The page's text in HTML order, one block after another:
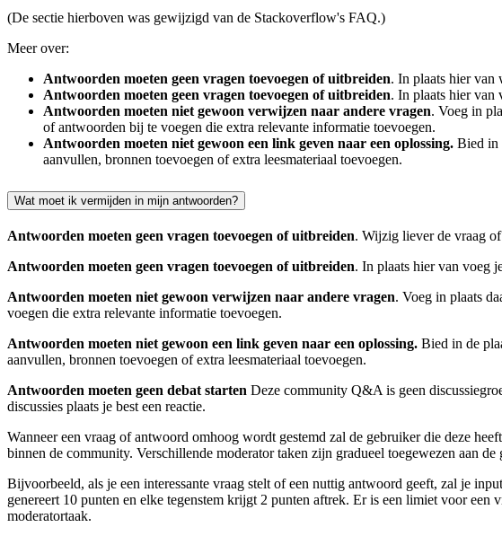
(De sectie hierboven was gewijzigd van de Stackoverflow's FAQ.)
Meer over:
Antwoorden moeten geen vragen toevoegen of uitbreiden. In plaats hier van
Antwoorden moeten geen vragen toevoegen of uitbreiden. In plaats hier van
Antwoorden moeten niet gewoon verwijzen naar andere vragen. Voeg in
of antwoorden bij te voegen die extra relevante informatie toevoegen.
Antwoorden moeten niet gewoon een link geven naar een oplossing. Bied in
aanvullen, bronnen toevoegen of extra leesmateriaal toevoegen.
Wat moet ik vermijden in mijn antwoorden?
Antwoorden moeten geen vragen toevoegen of uitbreiden. Wijzig liever de vraag
Antwoorden moeten geen vragen toevoegen of uitbreiden. In plaats hier van voeg
Antwoorden moeten niet gewoon verwijzen naar andere vragen. Voeg in plaats
voegen die extra relevante informatie toevoegen.
Antwoorden moeten niet gewoon een link geven naar een oplossing. Bied in de
aanvullen, bronnen toevoegen of extra leesmateriaal toevoegen.
Antwoorden moeten geen debat starten Deze community Q&A is geen
discussies plaats je best een reactie.
Wanneer een vraag of antwoord omhoog wordt gestemd zal de gebruiker die deze
binnen de community. Verschillende moderator taken zijn gradueel toegewezen aan de
Bijvoorbeeld, als je een interessante vraag stelt of een nuttig antwoord geeft, zal je
genereert 10 punten en elke tegenstem krijgt 2 punten aftrek. Er is een limiet voor
moderatortaak.